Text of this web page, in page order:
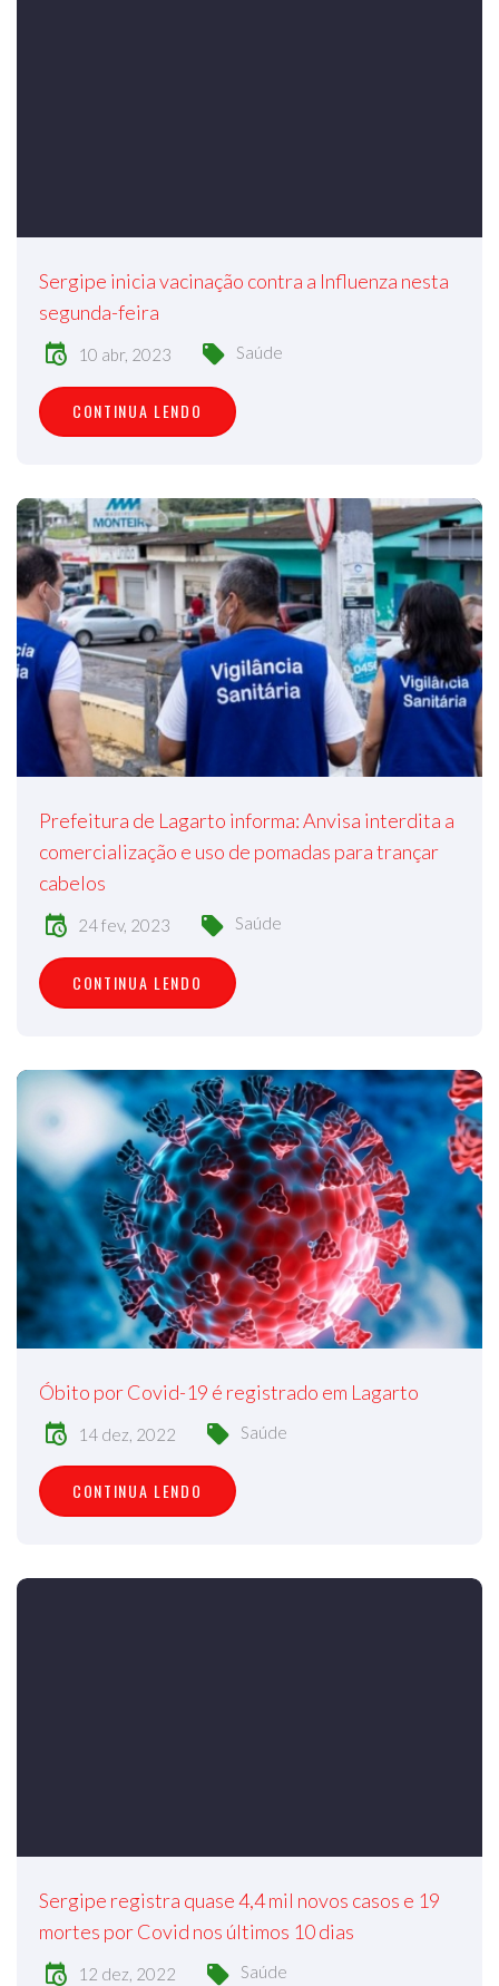
Sergipe inicia vacinação contra a Influenza nesta
segunda-feira
10 abr, 2023 Saúde
CONTINUA LENDO
Prefeitura de Lagarto informa: Anvisa interdita a
comercialização e uso de pomadas para trançar
cabelos
24 fev, 2023 Saúde
CONTINUA LENDO
Óbito por Covid-19 é registrado em Lagarto
14 dez, 2022 Saúde
CONTINUA LENDO
Sergipe registra quase 4,4 mil novos casos e 19
mortes por Covid nos últimos 10 dias
12 dez, 2022 Saúde